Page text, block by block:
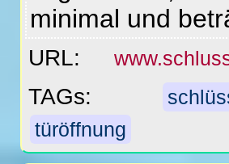
minimal und
URL:
TAGs:
türöffnung